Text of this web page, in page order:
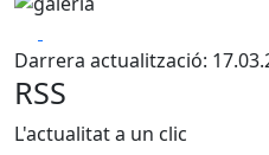
Darrera actualització:
RSS
L'actualitat a un clic